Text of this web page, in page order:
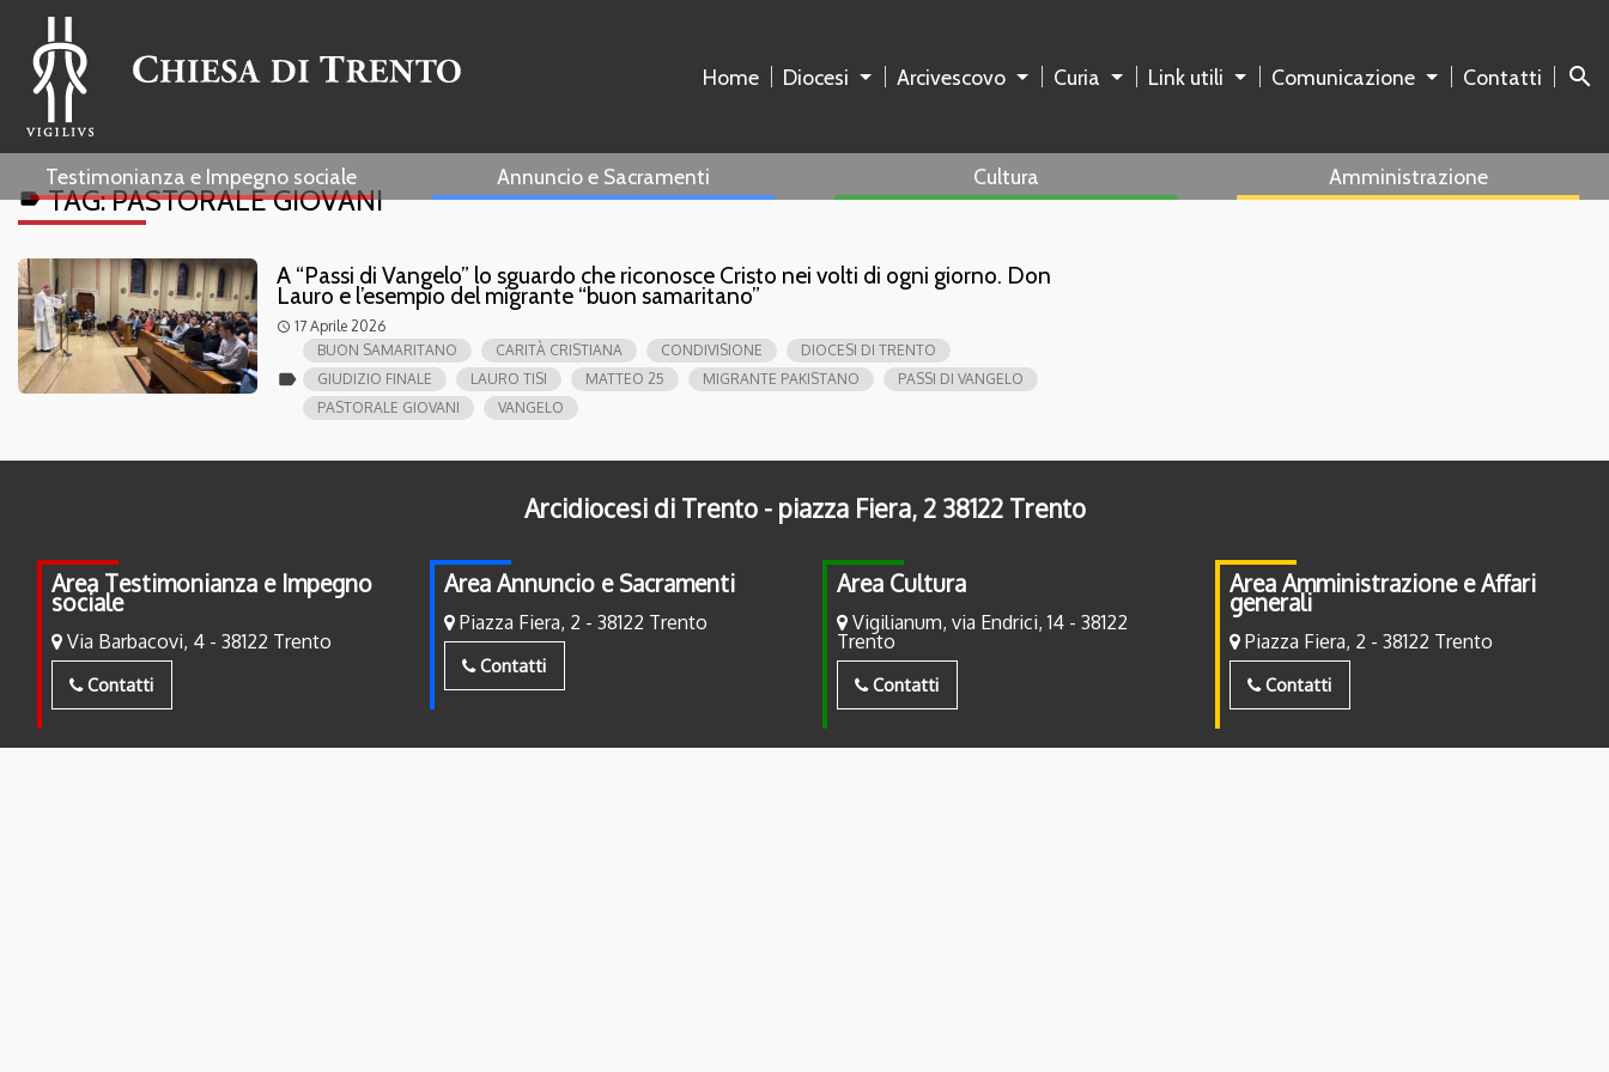
Home Diocesi Arcivescovo Curia Link utili Comunicazione Contatti search
Testimonianza e Impegno sociale Annuncio e Sacramenti Cultura Amministrazione
labelTAG:PASTORALE GIOVANI
A “Passi di Vangelo” lo sguardo che riconosce Cristo nei volti di ogni giorno. Don
Lauro e l’esempio del migrante “buon samaritano”
access_time 17 Aprile 2026
label
BUON SAMARITANO CARITÀ CRISTIANA CONDIVISIONE
DIOCESI DI TRENTO
GIUDIZIO FINALE
LAURO TISI MATTEO 25 MIGRANTE PAKISTANO
PASSI DI VANGELO
PASTORALE GIOVANI
VANGELO
Arcidiocesi di Trento - piazza Fiera, 2 38122 Trento
Area Testimonianza e Impegno
sociale
Via Barbacovi, 4 - 38122 Trento
Contatti
Area Annuncio e Sacramenti
Piazza Fiera, 2 - 38122 Trento
Contatti
Area Cultura
Vigilianum, via Endrici, 14 - 38122
Trento
Contatti
Area Amministrazione e Affari
generali
Piazza Fiera, 2 - 38122 Trento
Contatti